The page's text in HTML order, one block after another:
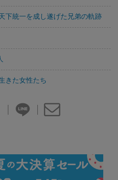
下統一を成し遂げた兄弟の軌跡
きた女性たち